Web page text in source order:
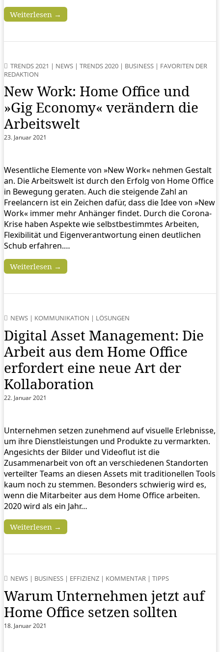
Weiterlesen →
TRENDS 2021 | NEWS | TRENDS 2020 | BUSINESS | FAVORITEN DER
REDAKTION
New Work: Home Office und
»Gig Economy« verändern die
Arbeitswelt
23. Januar 2021
Wesentliche Elemente von »New Work« nehmen Gestalt
an. Die Arbeitswelt ist durch den Erfolg von Home Office
in Bewegung geraten. Auch die steigende Zahl an
Freelancern ist ein Zeichen dafür, dass die Idee von »New
Work« immer mehr Anhänger findet. Durch die Corona-
Krise haben Aspekte wie selbstbestimmtes Arbeiten,
Flexibilität und Eigenverantwortung einen deutlichen
Schub erfahren.…
Weiterlesen →
NEWS | KOMMUNIKATION | LÖSUNGEN
Digital Asset Management: Die
Arbeit aus dem Home Office
erfordert eine neue Art der
Kollaboration
22. Januar 2021
Unternehmen setzen zunehmend auf visuelle Erlebnisse,
um ihre Dienstleistungen und Produkte zu vermarkten.
Angesichts der Bilder und Videoflut ist die
Zusammenarbeit von oft an verschiedenen Standorten
verteilter Teams an diesen Assets mit traditionellen Tools
kaum noch zu stemmen. Besonders schwierig wird es,
wenn die Mitarbeiter aus dem Home Office arbeiten.
2020 wird als ein Jahr…
Weiterlesen →
NEWS | BUSINESS | EFFIZIENZ | KOMMENTAR | TIPPS
Warum Unternehmen jetzt auf
Home Office setzen sollten
18. Januar 2021